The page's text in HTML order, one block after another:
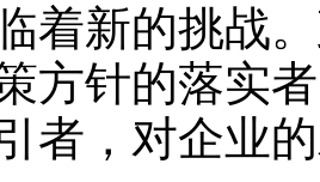
着新的挑战
方针的落实
者，对企业